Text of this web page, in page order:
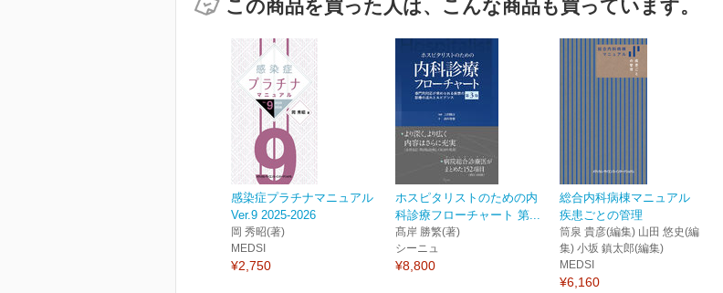
この商品を買った人は、こんな商品も買っています。
感染症プラチナマニュアル
Ver.9 2025-2026
岡 秀昭(著)
MEDSI
¥2,750
ホスピタリストのための内
科診療フローチャート 第...
髙岸 勝繁(著)
シーニュ
¥8,800
総合内科病棟マニュアル
疾患ごとの管理
筒泉 貴彦(編集) 山田 悠史(編
集) 小坂 鎮太郎(編集)
MEDSI
¥6,160